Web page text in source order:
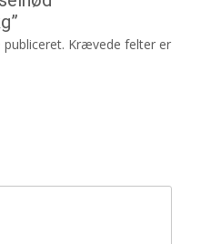
Krævede felter er